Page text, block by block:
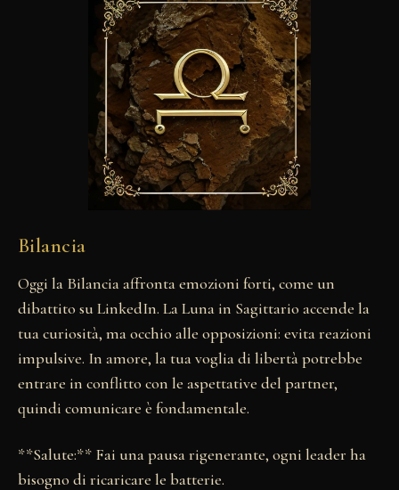
Bilancia
Oggi la Bilancia affronta emozioni forti, come un
dibattito su LinkedIn. La Luna in Sagittario accende la
tua curiosità, ma occhio alle opposizioni: evita reazioni
impulsive. In amore, la tua voglia di libertà potrebbe
entrare in conflitto con le aspettative del partner,
quindi comunicare è fondamentale.
**Salute:** Fai una pausa rigenerante, ogni leader ha
bisogno di ricaricare le batterie.